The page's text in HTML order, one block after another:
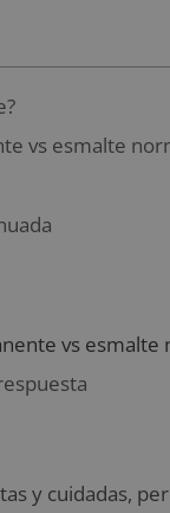
vs esmalte
vs esmalte
y cuidadas,